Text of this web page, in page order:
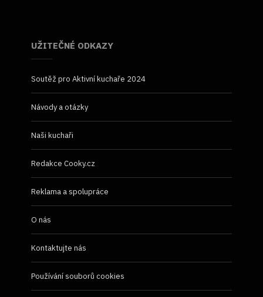
UŽITEČNÉ ODKAZY
Soutěž pro Aktivní kuchaře 2024
Návody a otázky
Naši kuchaři
Redakce Cooky.cz
Reklama a spolupráce
O nás
Kontaktujte nás
Používání souborů cookies